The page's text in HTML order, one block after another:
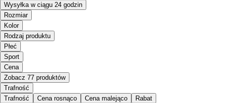
Wysyłka w ciągu 24 godzin
Rozmiar
Kolor
Rodzaj produktu
Płeć
Sport
Cena
Zobacz 77 produktów
Trafność
Trafność
Cena rosnąco Cena malejąco Rabat